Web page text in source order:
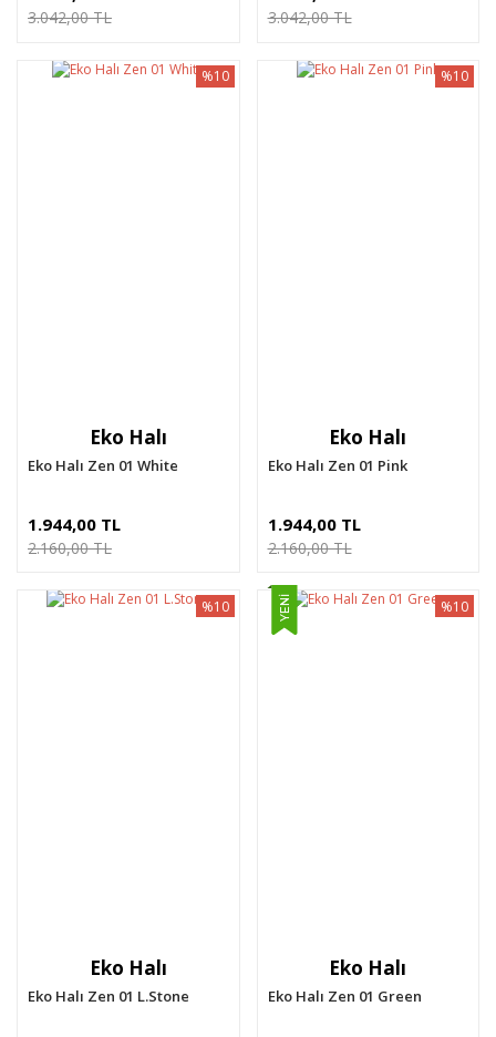
3.042,00 TL 3.042,00 TL
Eko Halı
Eko Halı Zen 01 White
%10
1.944,00 TL
2.160,00 TL
Eko Halı
Eko Halı Zen 01 Pink
%10
1.944,00 TL
2.160,00 TL
Eko Halı
Eko Halı Zen 01 L.Stone
%10 YENİ
Eko Halı
Eko Halı Zen 01 Green
%10